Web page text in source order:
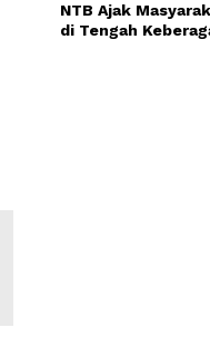
NTB Ajak
di Tengah